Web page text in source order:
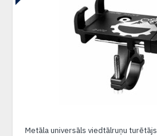
Metāla universāls viedtālruņu turētājs